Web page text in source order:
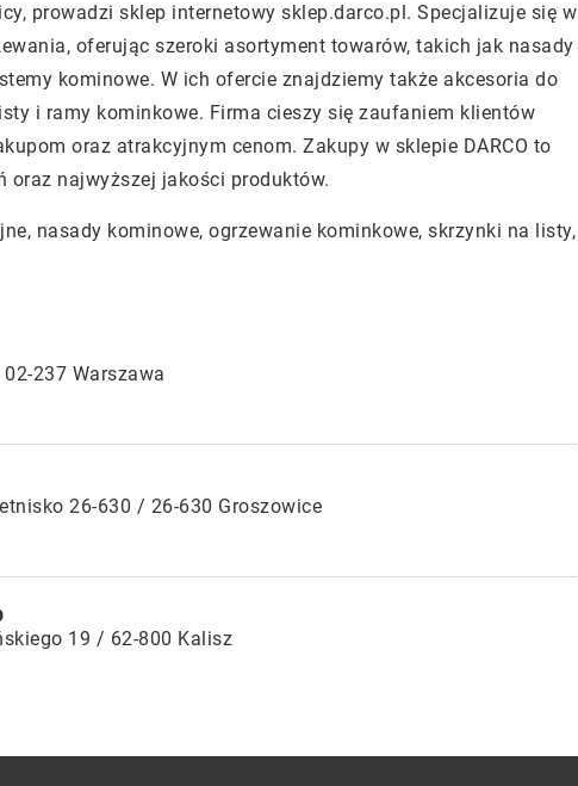
prowadzi sklep internetowy sklep.darco.pl. Specjalizuje się w
oferując szeroki asortyment towarów, takich jak nasady
kominowe. W ich ofercie znajdziemy także akcesoria do
i ramy kominkowe. Firma cieszy się zaufaniem klientów
oraz atrakcyjnym cenom. Zakupy w sklepie DARCO to
najwyższej jakości produktów.
, nasady kominowe, ogrzewanie kominkowe, skrzynki na listy,
237 Warszawa
26-630 / 26-630 Groszowice
19 / 62-800 Kalisz